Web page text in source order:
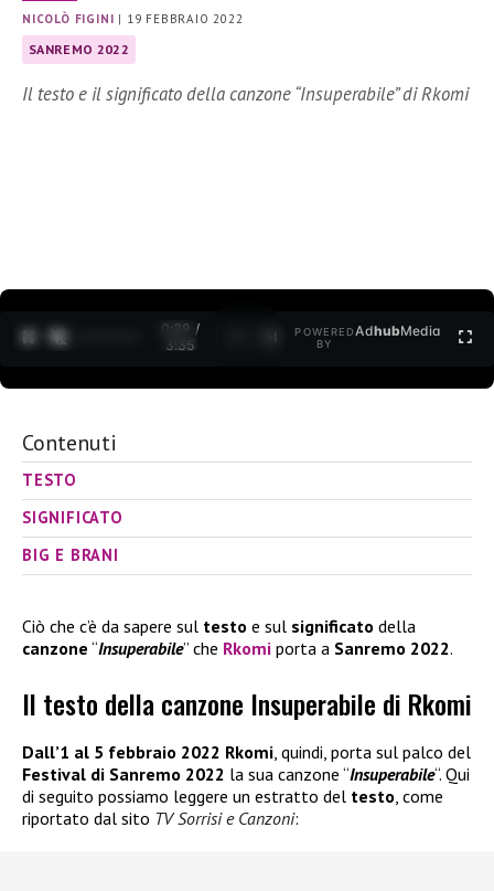
NICOLÒ FIGINI | 19 FEBBRAIO 2022
SANREMO 2022
Il testo e il significato della canzone “Insuperabile” di Rkomi
0:29 /
3:35
POWERED
BY
AdhubMedia
Contenuti
TESTO
SIGNIFICATO
BIG E BRANI
Ciò che c’è da sapere sul testo e sul significato della
canzone “Insuperabile” che Rkomi porta a Sanremo 2022.
Il testo della canzone Insuperabile di Rkomi
Dall’1 al 5 febbraio 2022 Rkomi, quindi, porta sul palco del
Festival di Sanremo 2022 la sua canzone “Insuperabile“. Qui
di seguito possiamo leggere un estratto del testo, come
riportato dal sito TV Sorrisi e Canzoni: